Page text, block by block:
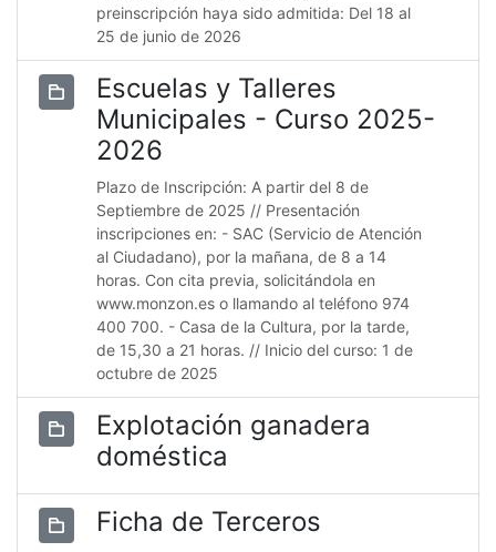
preinscripción haya sido admitida: Del 18 al
25 de junio de 2026
Escuelas y Talleres
Municipales - Curso 2025-
2026
Plazo de Inscripción: A partir del 8 de
Septiembre de 2025 // Presentación
inscripciones en: - SAC (Servicio de Atención
al Ciudadano), por la mañana, de 8 a 14
horas. Con cita previa, solicitándola en
www.monzon.es o llamando al teléfono 974
400 700. - Casa de la Cultura, por la tarde,
de 15,30 a 21 horas. // Inicio del curso: 1 de
octubre de 2025
Explotación ganadera
doméstica
Ficha de Terceros